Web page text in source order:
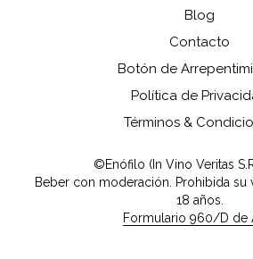
Blog
Contacto
Botón de
Política de
Términos &
©Enófilo (In Vino Veritas
Beber con moderación. Prohibida su
18 años.
Formulario 960/D de